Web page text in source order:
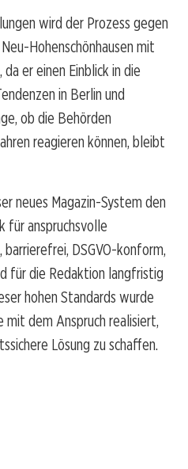
wird der Prozess gegen
Hohenschönhausen mit
er einen Einblick in die
in Berlin und
ob die Behörden
reagieren können, bleibt
neues Magazin-System den
für anspruchsvolle
DSGVO-konform,
für die Redaktion langfristig
hohen Standards wurde
mit dem Anspruch realisiert,
Lösung zu schaffen.